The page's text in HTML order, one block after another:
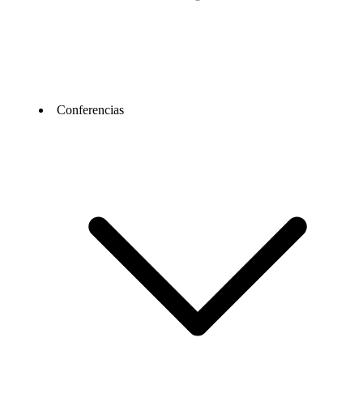
Conferencias